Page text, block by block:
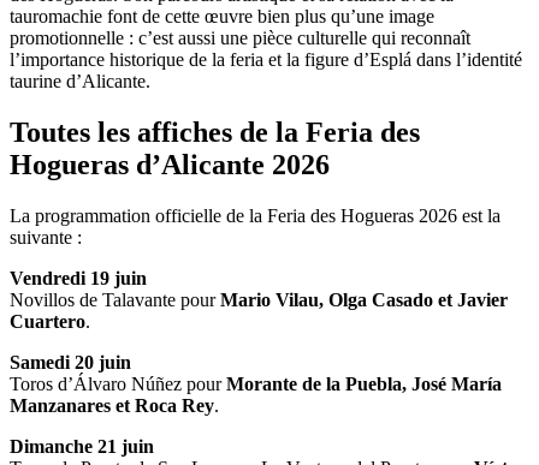
tauromachie font de cette œuvre bien plus qu’une image
promotionnelle : c’est aussi une pièce culturelle qui reconnaît
l’importance historique de la feria et la figure d’Esplá dans l’identité
taurine d’Alicante.
Toutes les affiches de la Feria des
Hogueras d’Alicante 2026
La programmation officielle de la Feria des Hogueras 2026 est la
suivante :
Vendredi 19 juin
Novillos de Talavante pourMario Vilau, Olga Casado et Javier
Cuartero.
Samedi 20 juin
Toros d’Álvaro Núñez pourMorante de la Puebla, José María
Manzanares et Roca Rey.
Dimanche 21 juin